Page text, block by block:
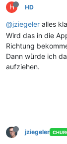
H HD
@jziegeler alles
Wird das in die
Richtung
Dann würde ich
aufziehen.
jziegeler